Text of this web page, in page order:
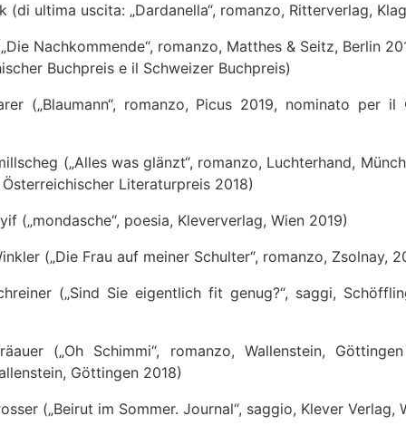
(di ultima uscita: „Dardanella“, romanzo, Ritterverlag,
Nachkommende“, romanzo, Matthes & Seitz, Berlin
Buchpreis e il Schweizer Buchpreis)
(„Blaumann“, romanzo, Picus 2019, nominato per il
(„Alles was glänzt“, romanzo, Luchterhand,
Literaturpreis 2018)
(„mondasche“, poesia, Kleververlag, Wien 2019)
(„Die Frau auf meiner Schulter“, romanzo, Zsolnay,
(„Sind Sie eigentlich fit genug?“, saggi,
(„Oh Schimmi“, romanzo, Wallenstein,
Göttingen 2018)
(„Beirut im Sommer. Journal“, saggio, Klever Verlag,